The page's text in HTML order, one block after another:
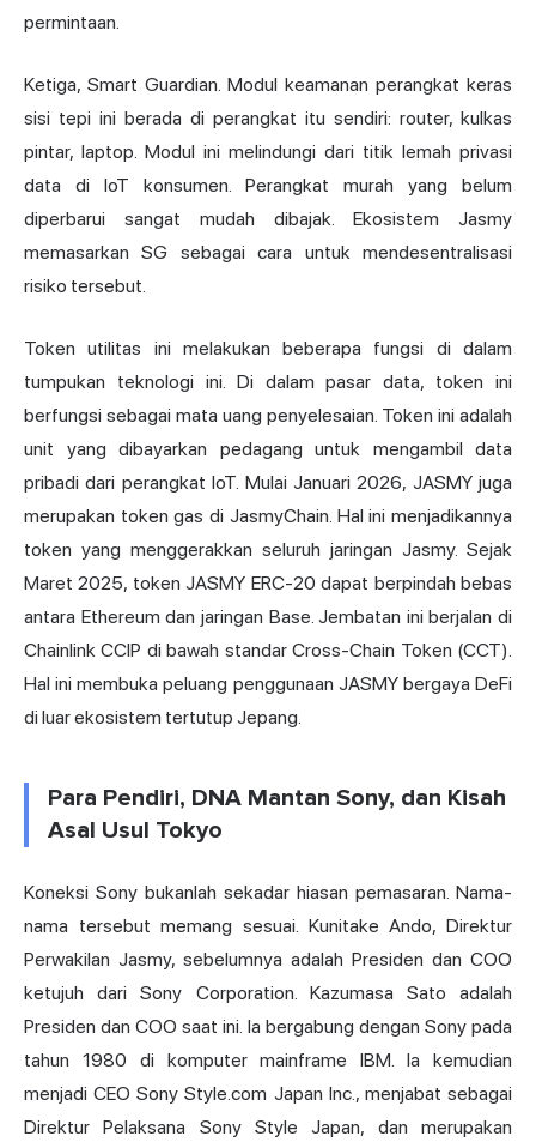
permintaan.
Ketiga, Smart Guardian. Modul keamanan perangkat keras
sisi tepi ini berada di perangkat itu sendiri: router, kulkas
pintar, laptop. Modul ini melindungi dari titik lemah privasi
data di IoT konsumen. Perangkat murah yang belum
diperbarui sangat mudah dibajak. Ekosistem Jasmy
memasarkan SG sebagai cara untuk mendesentralisasi
risiko tersebut.
Token utilitas ini melakukan beberapa fungsi di dalam
tumpukan teknologi ini. Di dalam pasar data, token ini
berfungsi sebagai mata uang penyelesaian. Token ini adalah
unit yang dibayarkan pedagang untuk mengambil data
pribadi dari perangkat IoT. Mulai Januari 2026, JASMY juga
merupakan token gas di JasmyChain. Hal ini menjadikannya
token yang menggerakkan seluruh jaringan Jasmy. Sejak
Maret 2025, token JASMY ERC-20 dapat berpindah bebas
antara Ethereum dan jaringan Base. Jembatan ini berjalan di
Chainlink CCIP di bawah standar Cross-Chain Token (CCT).
Hal ini membuka peluang penggunaan JASMY bergaya DeFi
di luar ekosistem tertutup Jepang.
Para Pendiri, DNA Mantan Sony, dan Kisah
Asal Usul Tokyo
Koneksi Sony bukanlah sekadar hiasan pemasaran. Nama-
nama tersebut memang sesuai. Kunitake Ando, Direktur
Perwakilan Jasmy, sebelumnya adalah Presiden dan COO
ketujuh dari Sony Corporation. Kazumasa Sato adalah
Presiden dan COO saat ini. Ia bergabung dengan Sony pada
tahun 1980 di komputer mainframe IBM. Ia kemudian
menjadi CEO Sony Style.com Japan Inc., menjabat sebagai
Direktur Pelaksana Sony Style Japan, dan merupakan